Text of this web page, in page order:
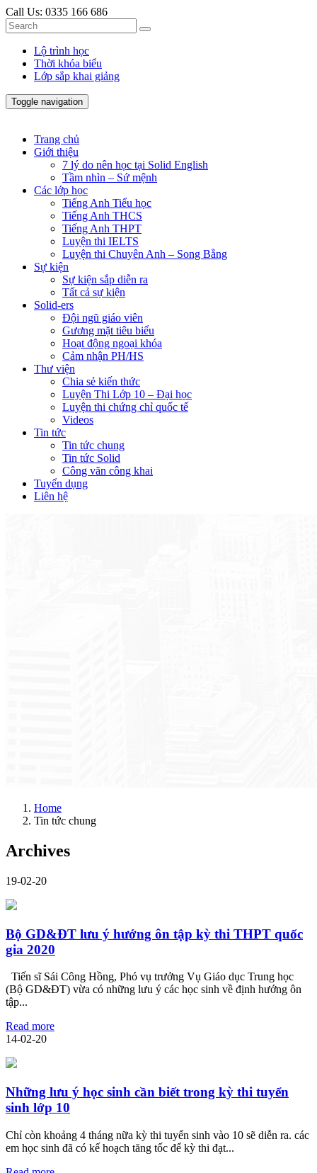
Call Us: 0335 166 686
Lộ trình học
Thời khóa biểu
Lớp sắp khai giảng
Toggle navigation
Trang chủ
Giới thiệu
7 lý do nên học tại Solid English
Tầm nhìn – Sứ mệnh
Các lớp học
Tiếng Anh Tiểu học
Tiếng Anh THCS
Tiếng Anh THPT
Luyện thi IELTS
Luyện thi Chuyên Anh – Song Bằng
Sự kiện
Sự kiện sắp diễn ra
Tất cả sự kiện
Solid-ers
Đội ngũ giáo viên
Gương mặt tiêu biểu
Hoạt động ngoại khóa
Cảm nhận PH/HS
Thư viện
Chia sẻ kiến thức
Luyện Thi Lớp 10 – Đại học
Luyện thi chứng chỉ quốc tế
Videos
Tin tức
Tin tức chung
Tin tức Solid
Công văn công khai
Tuyển dụng
Liên hệ
Home
Tin tức chung
Archives
19-02-20
Bộ GD&ĐT lưu ý hướng ôn tập kỳ thi THPT quốc
gia 2020
Tiến sĩ Sái Công Hồng, Phó vụ trưởng Vụ Giáo dục Trung học
(Bộ GD&ĐT) vừa có những lưu ý các học sinh về định hướng ôn
tập...
Read more
14-02-20
Những lưu ý học sinh cần biết trong kỳ thi tuyển
sinh lớp 10
Chỉ còn khoảng 4 tháng nữa kỳ thi tuyển sinh vào 10 sẽ diễn ra. các
em học sinh đã có kế hoạch tăng tốc để kỳ thi đạt...